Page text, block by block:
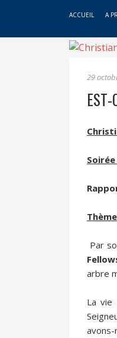
ACCUEIL A
29
Thème
Par
arbre
La vie